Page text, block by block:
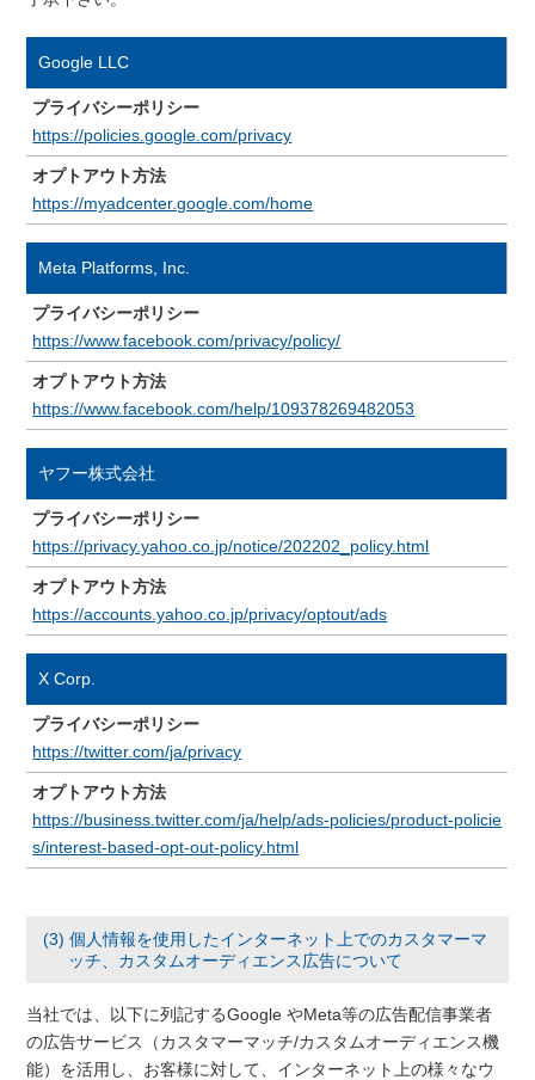
Google LLC
プライバシーポリシー
https://policies.google.com/privacy
オプトアウト方法
https://myadcenter.google.com/home
Meta Platforms, Inc.
プライバシーポリシー
https://www.facebook.com/privacy/policy/
オプトアウト方法
https://www.facebook.com/help/109378269482053
ヤフー株式会社
プライバシーポリシー
https://privacy.yahoo.co.jp/notice/202202_policy.html
オプトアウト方法
https://accounts.yahoo.co.jp/privacy/optout/ads
X Corp.
プライバシーポリシー
https://twitter.com/ja/privacy
オプトアウト方法
https://business.twitter.com/ja/help/ads-policies/product-policie
s/interest-based-opt-out-policy.html
(3) 個人情報を使用したインターネット上でのカスタマーマ
ッチ、カスタムオーディエンス広告について
当社では、以下に列記するGoogle やMeta等の広告配信事業者
の広告サービス（カスタマーマッチ/カスタムオーディエンス機
能）を活用し、お客様に対して、インターネット上の様々なウ